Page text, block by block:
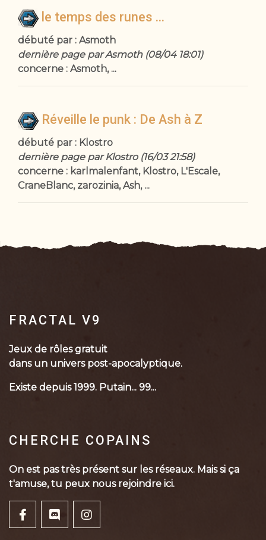
le temps des runes ...
débuté par : Asmoth
dernière page par Asmoth (08/04 18:01)
concerne : Asmoth, ...
Réveille le punk : De Ash à Z
débuté par : Klostro
dernière page par Klostro (16/03 21:58)
concerne : karlmalenfant, Klostro, L'Escale,
CraneBlanc, zarozinia, Ash, ...
FRACTAL V9
Jeux de rôles gratuit
dans un univers post-apocalyptique.
Existe depuis 1999. Putain... 99...
CHERCHE COPAINS
On est pas très présent sur les réseaux. Mais si ça
t'amuse, tu peux nous rejoindre ici.